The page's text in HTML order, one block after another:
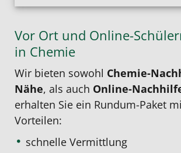
Vor Ort und Online-
in Chemie
Wir bieten sowohl Chemie-
Nähe, als auch Online-
erhalten Sie ein Rundum-Paket
Vorteilen:
schnelle Vermittlung